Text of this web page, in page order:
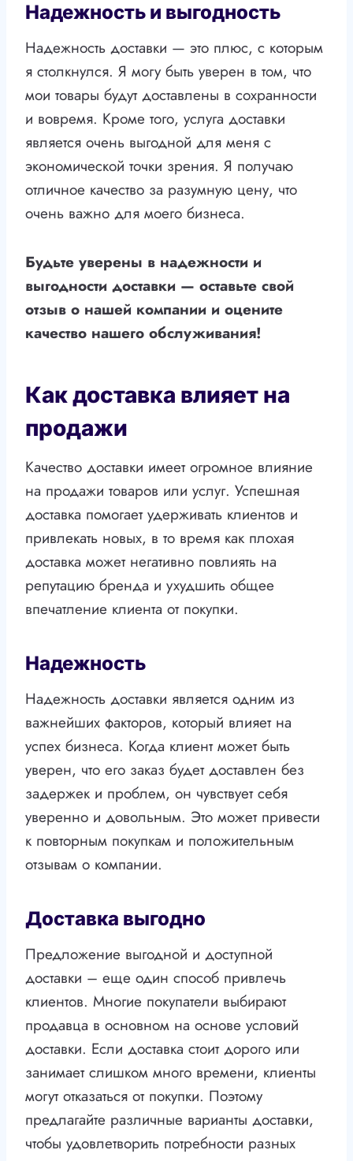
Надежность и выгодность
Надежность доставки — это плюс, с которым
я столкнулся. Я могу быть уверен в том, что
мои товары будут доставлены в сохранности
и вовремя. Кроме того, услуга доставки
является очень выгодной для меня с
экономической точки зрения. Я получаю
отличное качество за разумную цену, что
очень важно для моего бизнеса.
Будьте уверены в надежности и
выгодности доставки — оставьте свой
отзыв о нашей компании и оцените
качество нашего обслуживания!
Как доставка влияет на
продажи
Качество доставки имеет огромное влияние
на продажи товаров или услуг. Успешная
доставка помогает удерживать клиентов и
привлекать новых, в то время как плохая
доставка может негативно повлиять на
репутацию бренда и ухудшить общее
впечатление клиента от покупки.
Надежность
Надежность доставки является одним из
важнейших факторов, который влияет на
успех бизнеса. Когда клиент может быть
уверен, что его заказ будет доставлен без
задержек и проблем, он чувствует себя
уверенно и довольным. Это может привести
к повторным покупкам и положительным
отзывам о компании.
Доставка выгодно
Предложение выгодной и доступной
доставки – еще один способ привлечь
клиентов. Многие покупатели выбирают
продавца в основном на основе условий
доставки. Если доставка стоит дорого или
занимает слишком много времени, клиенты
могут отказаться от покупки. Поэтому
предлагайте различные варианты доставки,
чтобы удовлетворить потребности разных